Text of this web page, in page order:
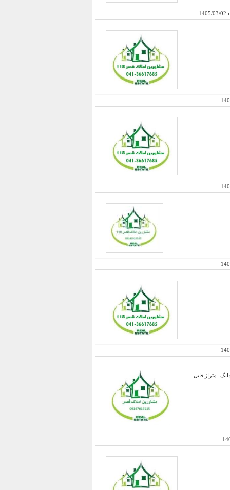
1405/03/02
با مجوز 50 راس -دارای اتق زایمان و شیر دهی و سایر امکانات-چاه عمیق با مجوز و برق و ...-سند 6 دانگ -متراژ قابل